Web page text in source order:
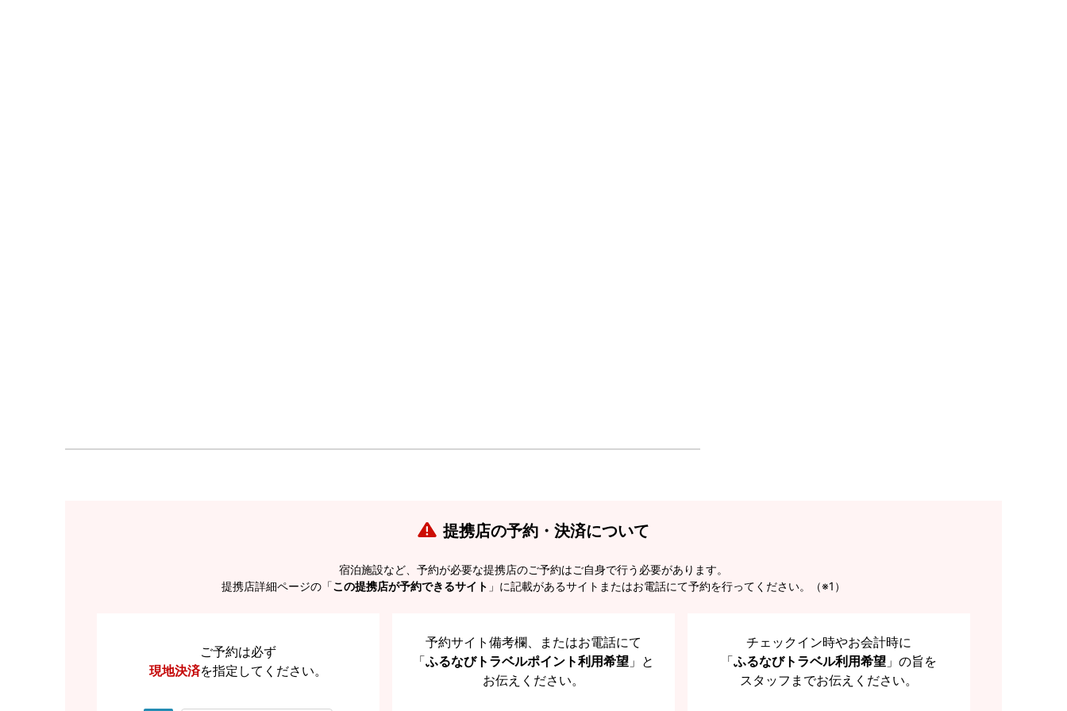
提携店の予約・決済について
宿泊施設など、予約が必要な提携店のご予約はご自身で行う必要があります。
提携店詳細ページの「この提携店が予約できるサイト 」に記載があるサイトまたはお電話にて予約を行ってください。（※1）
ご予約は必ず
現地決済を指定してください。
予約サイト備考欄、またはお電話にて
「ふるなびトラベルポイント利用希望 」と
お伝えください。
チェックイン時やお会計時に
「ふるなびトラベル利用希望 」の旨を
スタッフまでお伝えください。